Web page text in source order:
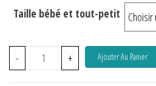
Taille bébé et tout-petit
- + Ajouter Au Panier